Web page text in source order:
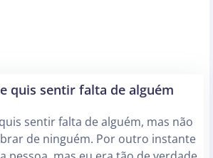
quis sentir falta de alguém
sentir falta de alguém, mas não
de ninguém. Por outro instante